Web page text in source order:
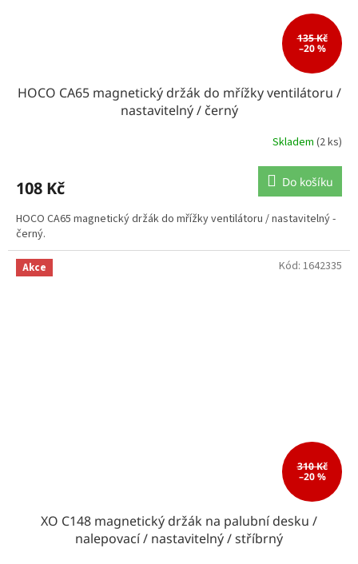
135 Kč
–20 %
HOCO CA65 magnetický držák do mřížky ventilátoru /
nastavitelný / černý
Skladem (2 ks)
108 Kč Do košíku
HOCO CA65 magnetický držák do mřížky ventilátoru / nastavitelný -
černý.
Akce
310 Kč
–20 %
XO C148 magnetický držák na palubní desku /
nalepovací / nastavitelný / stříbrný
Kód: 1642335